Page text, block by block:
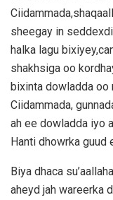
sheegay in
halka lagu
shakhsiga oo
bixinta dowladda oo
Ciidammada,
ah ee dowladda iyo
Hanti dhowrka guud
Biya dhaca
aheyd jah wareerka